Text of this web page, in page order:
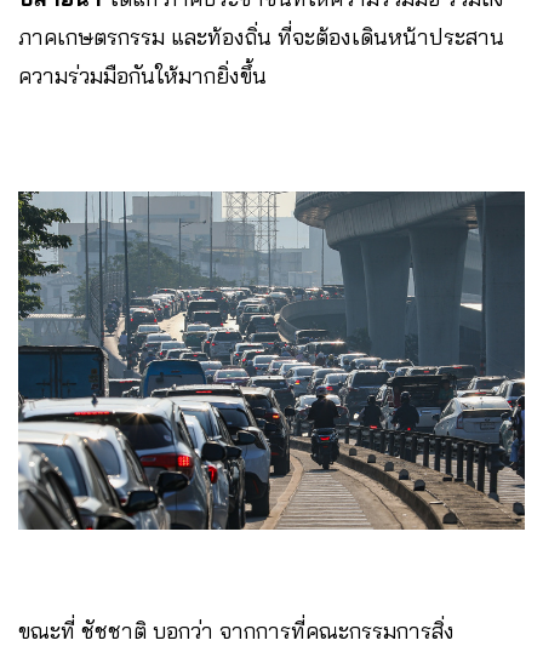
ภาคเกษตรกรรม และท้องถิ่น ที่จะต้องเดินหน้าประสาน
ความร่วมมือกันให้มากยิ่งขึ้น
ขณะที่ ชัชชาติ บอกว่า จากการที่คณะกรรมการสิ่ง